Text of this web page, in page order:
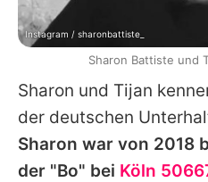
Sharon und Tijan
der deutschen
Sharon war von 2018
der "Bo" bei Köln
Instagram / sharonbattiste_
Sharon Battiste und